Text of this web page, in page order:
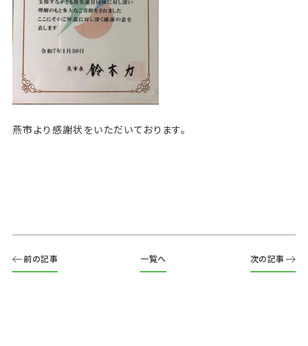
燕市より感謝状をいただいております。
前の記事 一覧へ 次の記事